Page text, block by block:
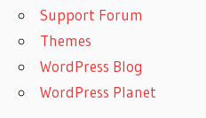
Support Forum
Themes
WordPress Blog
WordPress Planet